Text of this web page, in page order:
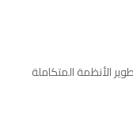
الأنظمة المتكاملة